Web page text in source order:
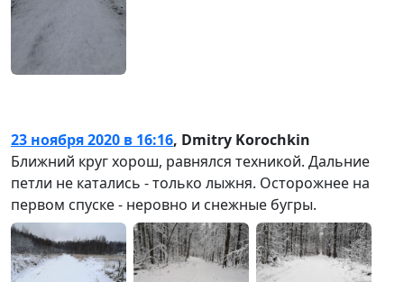
23 ноября 2020 в 16:16, Dmitry Korochkin
Ближний круг хорош, равнялся техникой. Дальние
петли не катались - только лыжня. Осторожнее на
первом спуске - неровно и снежные бугры.